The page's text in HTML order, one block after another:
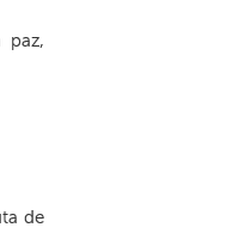
paz,
de